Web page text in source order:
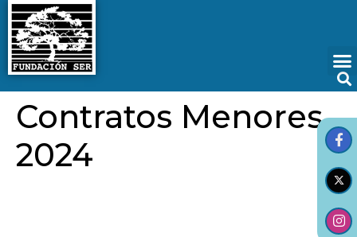
Contratos Menores
2024